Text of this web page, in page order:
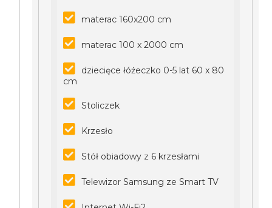
materac 160x200 cm
materac 100 x 2000 cm
dziecięce łóżeczko 0-5 lat 60 x 80
cm
Stoliczek
Krzesło
Stół obiadowy z 6 krzesłami
Telewizor Samsung ze Smart TV